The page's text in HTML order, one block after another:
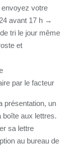
votre
avant 17 h →
tri le jour même
et
par le facteur
présentation, un
aux lettres.
sa lettre
au bureau de